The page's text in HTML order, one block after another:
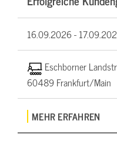
16.09.2026 -
Eschborner
60489 Frankfurt/Main
MEHR ERFAHREN